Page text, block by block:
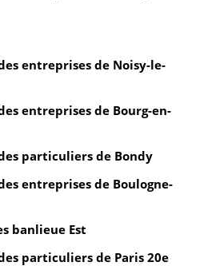
entreprises de Noisy-le-
entreprises de Bourg-en-
particuliers de Bondy
entreprises de Boulogne-
banlieue Est
particuliers de Paris 20e